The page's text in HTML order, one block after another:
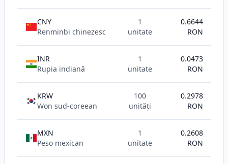
CNY
Renminbi chinezesc
1
unitate
0.6644
RON
INR
Rupia indiană
1
unitate
0.0473
RON
KRW
Won sud-coreean
100
unități
0.2978
RON
MXN
Peso mexican
1
unitate
0.2608
RON